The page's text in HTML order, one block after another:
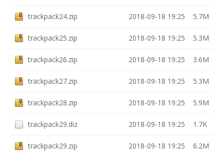
trackpack24.zip 2018-09-18 19:25 5.7M
trackpack25.zip 2018-09-18 19:25 5.3M
trackpack26.zip 2018-09-18 19:25 3.6M
trackpack27.zip 2018-09-18 19:25 5.3M
trackpack28.zip 2018-09-18 19:25 5.9M
trackpack29.diz 2018-09-18 19:25 1.7K
trackpack29.zip 2018-09-18 19:25 6.2M